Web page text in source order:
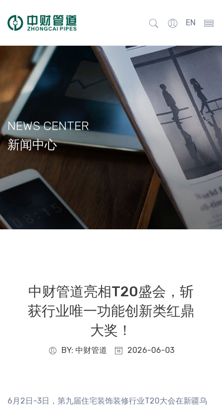
EN
NEWS CENTER
新闻中心
中财管道亮相T20盛会，斩
获行业唯一功能创新类红鼎
大奖！
BY: 中财管道 2026-06-03
6月2日-3日，第九届住宅装饰装修行业T20大会在新疆乌